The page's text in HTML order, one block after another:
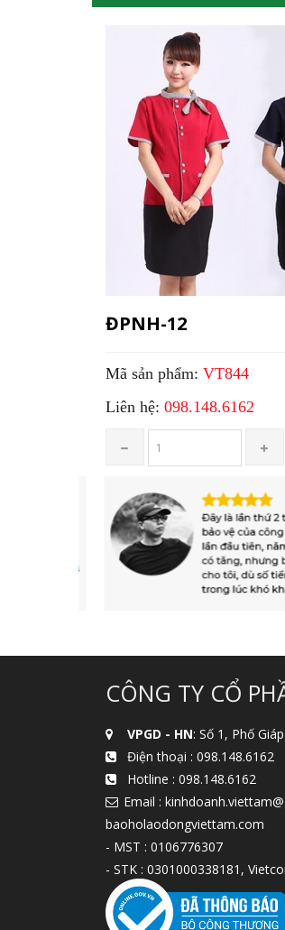
ĐPNH-12
Mã sản phẩm: VT844
Liên hệ: 098.148.6162
CÔNG TY CỔ
VPGD - HN: Số 1, Phố
Điện thoại : 098.148.6162
Hotline : 098.148.6162
Email :
baoholaodongviettam.com
- MST : 0106776307
- STK : 0301000338181,